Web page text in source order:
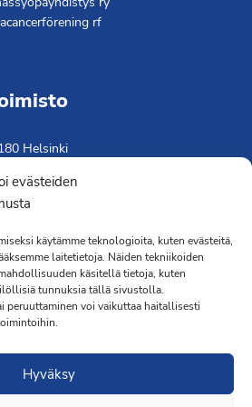
evästeiden
käytämme teknologioita, kuten evästeitä,
laitetietoja. Näiden tekniikoiden
käsitellä tietoja, kuten
tunnuksia tällä sivustolla.
peruuttaminen voi vaikuttaa haitallisesti
Hyväksy
rf
Helsinki